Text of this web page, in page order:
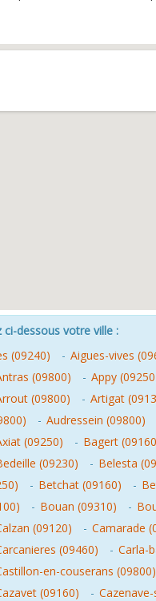
ci-dessous votre ville :
(09240)
- Aigues-vives
(09800) - Appy
(09800) - Artigat
- Audressein (09800)
(09250) - Bagert
(09230) - Belesta
- Betchat (09160) -
- Bouan (09310) -
(09120) - Camarade
(09460) - Carla-
en-couserans (09800)
(09160) -